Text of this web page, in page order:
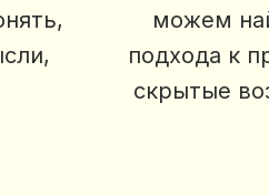
можем
подхода к
скрытые